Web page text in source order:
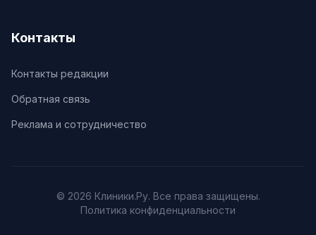
Контакты
Контакты редакции
Обратная связь
Реклама и сотрудничество
© 2026 Клиники.Ру. Все права защищены.
Политика конфиденциальности